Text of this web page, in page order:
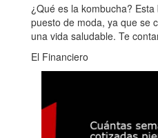
¿Qué es la kombucha?
puesto de moda, ya que se
una vida saludable. Te
El Financiero